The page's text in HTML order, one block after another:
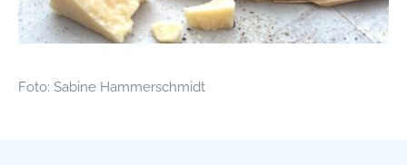
Foto: Sabine Hammerschmidt